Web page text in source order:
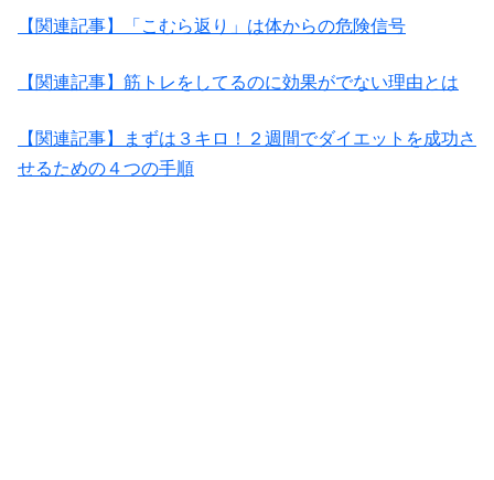
【関連記事】「こむら返り」は体からの危険信号
【関連記事】筋トレをしてるのに効果がでない理由とは
【関連記事】まずは３キロ！２週間でダイエットを成功さ
せるための４つの手順